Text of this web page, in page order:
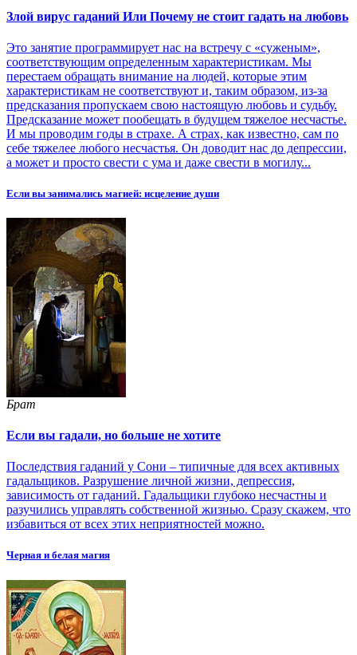
Злой вирус гаданий Или Почему не стоит гадать на любовь
Это занятие программирует нас на встречу с «суженым»,
соответствующим определенным характеристикам. Мы
перестаем обращать внимание на людей, которые этим
характеристикам не соответствуют и, таким образом, из-за
предсказания пропускаем свою настоящую любовь и судьбу.
Предсказание может пообещать в будущем тяжелое несчастье.
И мы проводим годы в страхе. А страх, как известно, сам по
себе тяжелее любого несчастья. Он доводит нас до депрессии,
а может и просто свести с ума и даже свести в могилу...
Если вы занимались магией: исцеление души
Брат
Если вы гадали, но больше не хотите
Последствия гаданий у Сони – типичные для всех активных
гадальщиков. Разрушение личной жизни, депрессия,
зависимость от гаданий. Гадальщики глубоко несчастны и
разучились управлять собственной жизнью. Сразу скажем, что
избавиться от всех этих неприятностей можно.
Черная и белая магия